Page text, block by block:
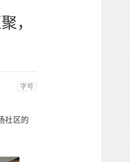
，
字号
社区的